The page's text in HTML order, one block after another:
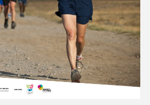
em que equipa jogas”
guia "perguntas e
respostas"
manual "safe from sgbv"
histórias de coming out
questões
núcleo nacional de jovens